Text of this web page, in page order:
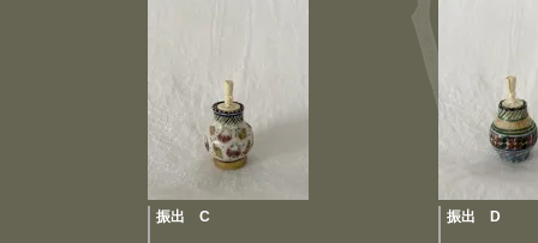
振出 C 振出 D